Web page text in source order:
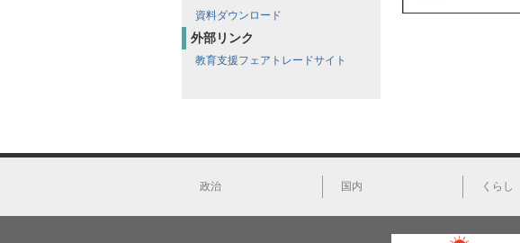
資料ダウンロード
外部リンク
教育支援フェアトレードサイト
政治 国内 くらし